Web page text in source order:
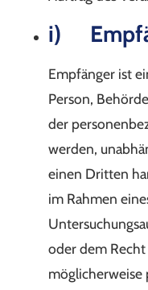
i)
Empfänger ist
Person,
der
werden,
einen Dritten
im Rahmen
oder dem
möglicherweise